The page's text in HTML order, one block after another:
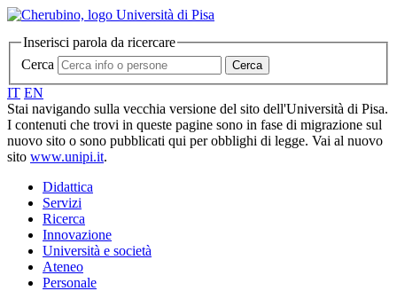
Inserisci parola da ricercare
Cerca
Cerca
IT EN
Stai navigando sulla vecchia versione del sito dell'Università di Pisa.
I contenuti che trovi in queste pagine sono in fase di migrazione sul
nuovo sito o sono pubblicati qui per obblighi di legge. Vai al nuovo
sito www.unipi.it.
Didattica
Servizi
Ricerca
Innovazione
Università e società
Ateneo
Personale